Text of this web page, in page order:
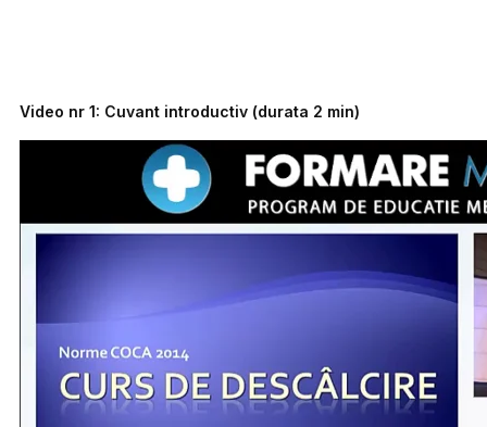
Video nr 1: Cuvant introductiv (durata 2 min)